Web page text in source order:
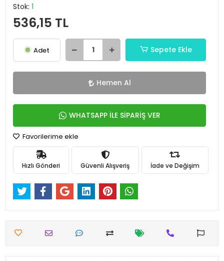
Stok: 1
536,15 TL
Adet Sepete Ekle
Hemen Al
WHATSAPP İLE SİPARİŞ VER
Favorilerime ekle
Hızlı Gönderi Güvenli Alışveriş İade ve Değişim